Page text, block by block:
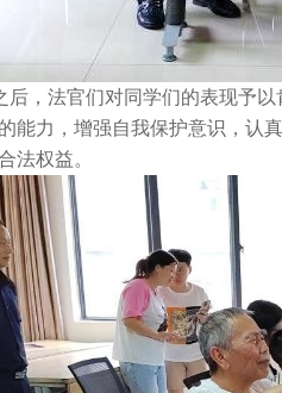
后，法官们对同学们的表现予
能力，增强自我保护意识，认
法权益。